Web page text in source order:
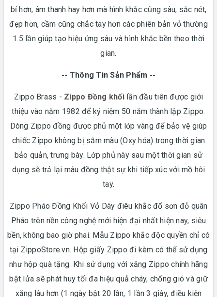
bỉ hơn, âm thanh hay hơn mà hình khắc cũng sâu, sắc nét,
đẹp hơn, cầm cũng chắc tay hơn các phiên bản vỏ thường
1.5 lần giúp tạo hiệu ứng sâu và hình khắc bền theo thời
gian.
-- Thông Tin Sản Phẩm --
Zippo Brass - Zippo Đồng khốilần đầu tiên được giới
thiệu vào năm 1982 để kỷ niệm 50 năm thành lập Zippo.
Dòng Zippo đồng được phủ một lớp vàng để bảo vệ giúp
chiếc Zippo không bị sẫm màu (Oxy hóa) trong thời gian
bảo quản, trưng bày. Lớp phủ này sau một thời gian sử
dụng sẽ trả lại màu đồng thật sự khi tiếp xúc với mồ hôi
tay.
Zippo Pháo Đồng Khối Vỏ Dày điêu khắc đổ sơn đỏ quân
Pháo trên nền công nghệ mới hiện đại nhất hiện nay, siêu
bền, không bao giờ phai. Mẫu Zippo khắc độc quyền chỉ có
tại ZippoStore.vn. Hộp giấy Zippo đi kèm có thể sử dụng
như hộp quà tặng. Khi sử dụng với xăng Zippo chính hãng
bật lửa sẽ phát huy tối đa hiệu quả cháy, chống gió và giữ
xăng lâu hơn (1 ngày bật 20 lần, 1 lần 3 giây, điều kiện